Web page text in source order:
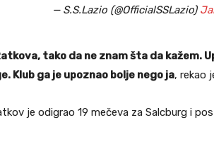
— S.S.Lazio (@OfficialSSLazio)
tako da ne znam šta da kažem.
Klub ga je upoznao bolje nego ja, rekao
je odigrao 19 mečeva za Salcburg i